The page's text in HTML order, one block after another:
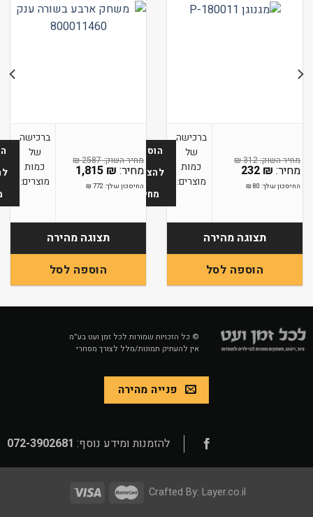
312
₪
232 ₪
החיסכון שלך:80
₪
ברכישה
של
כמות
מוצרים:
הוספה
להצעת
מחיר
תצוגה מהירה
הוספה לסל
2587
₪
1,815 ₪
החיסכון שלך:772
₪
ברכישה
של
כמות
מוצרים:
תצוגה מהירה
הוספה לסל
© כל הזכויות שמורות לכל זמן ועט בע״מ
אין להעתיק תמונות/מלל לצורך מסחרי
פנייה מהירה
להזמנות ומידע נוסף: 072-3902681
Crafted By: Layer.co.il